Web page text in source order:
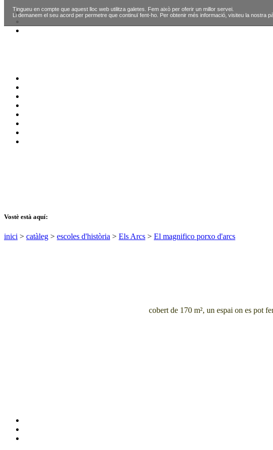
Tingueu en compte que aquest lloc web utilitza galetes. Fem això per oferir un millor servei.
Li demanem el seu acord per permetre que continuï fent-ho. Per obtenir més informació, visiteu la nostra
Vostè està aquí:
inici > catàleg > escoles d'història > Els Arcs > El magnifico porxo d'arcs
cobert de 170 m², un espai on es pot